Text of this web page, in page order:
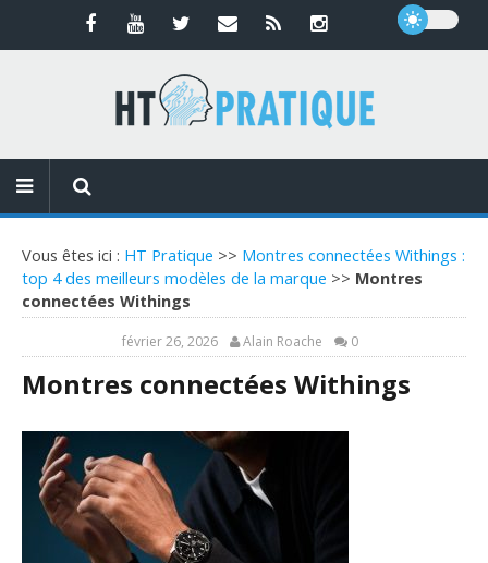
Vous êtes ici : HT Pratique >> Montres connectées Withings :
top 4 des meilleurs modèles de la marque >> Montres
connectées Withings
février 26, 2026 Alain Roache 0
Montres connectées Withings